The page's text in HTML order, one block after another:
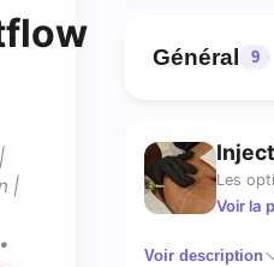
- Soins
|
Général 9
Les
Voir la
Voir description